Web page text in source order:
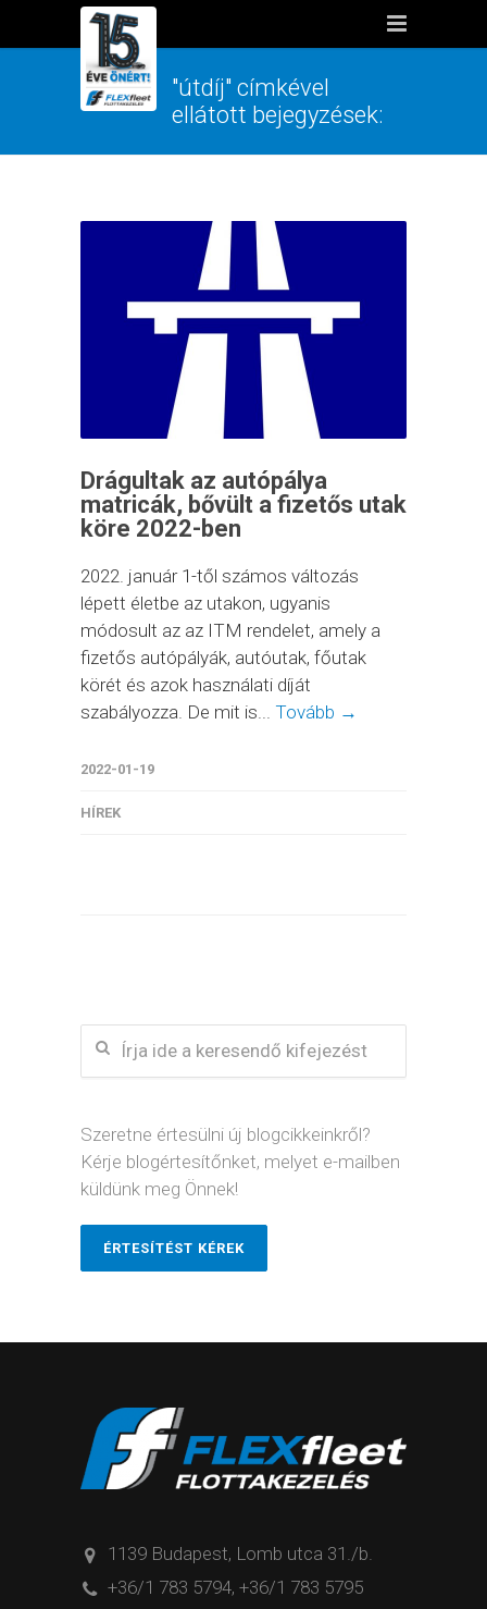
"útdíj" címkével
ellátott bejegyzések:
Drágultak az autópálya
matricák, bővült a fizetős utak
köre 2022-ben
2022. január 1-től számos változás
lépett életbe az utakon, ugyanis
módosult az az ITM rendelet, amely a
fizetős autópályák, autóutak, főutak
körét és azok használati díját
szabályozza. De mit is... Tovább →
2022-01-19
HÍREK
Szeretne értesülni új blogcikkeinkről?
Kérje blogértesítőnket, melyet e-mailben
küldünk meg Önnek!
ÉRTESÍTÉST KÉREK
1139 Budapest, Lomb utca 31./b.
+36/1 783 5794, +36/1 783 5795